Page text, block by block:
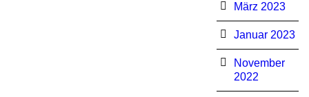
März 2023
Januar 2023
November
2022